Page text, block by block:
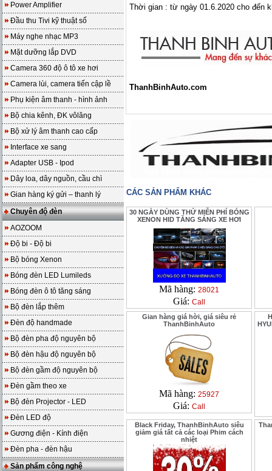
Power Amplifier
Đầu thu Tivi kỹ thuật số
Máy nghe nhạc MP3
Mặt dưỡng lắp DVD
Camera 360 độ ô tô xe hơi
Camera lùi, camera tiến cập lề
Phụ kiện âm thanh - hình ảnh
Bộ chia kênh, ĐK vôlăng
Bộ xử lý âm thanh cao cấp
Interface xe sang
Adapter USB - Ipod
Dây loa, dây nguồn, cầu chì
Gian hàng ký gửi – thanh lý
Chuyên độ đèn
AOZOOM
Độ bi - Độ bi
Bộ bóng Xenon
Bóng đèn LED Lumileds
Bóng đèn ô tô tăng sáng
Bộ đèn lắp thêm
Đèn độ handmade
Bộ đèn pha độ nguyên bộ
Bộ đèn hậu độ nguyên bộ
Bộ đèn gầm độ nguyên bộ
Đèn gầm theo xe
Bộ đèn Projector - LED
Đèn LED độ
Gương điện - Kính điện
Đèn pha - đèn hậu
Sản phẩm công nghệ
Thời gian : từ ngày 01.6.2020 cho đến
ThanhBinhAuto.com
CÁC SẢN PHẨM KHÁC
30 NGÀY DÙNG THỬ MIỄN PHÍ BÓNG
XENON HID TĂNG SÁNG XE HƠI
Mã hàng: 28021
Giá: Call
Gian hàng giá hời, giá siêu rẻ
ThanhBinhAuto
Mã hàng: 25927
Giá: Call
Black Friday, ThanhBinhAuto siêu
giảm giá tất cả các loại Phim cách
nhiệt